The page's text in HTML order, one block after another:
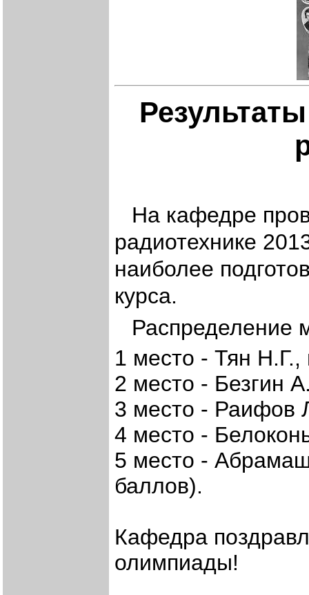
На кафедре
радиотехнике
наиболее
курса.
Распределение
1 место - Тян
2 место - Безгин
3 место - Раифов
4 место -
5 место -
баллов).
Кафедра
олимпиады!